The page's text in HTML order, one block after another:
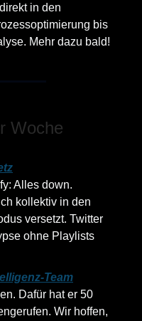
direkt in den
bis
Mehr dazu bald!
Woche
Alles down.
kollektiv in den
versetzt. Twitter
ohne Playlists
Team
Dafür hat er 50
Wir hoffen,